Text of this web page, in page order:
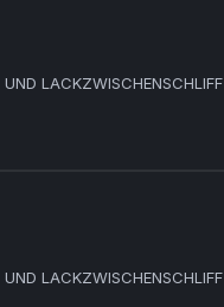
LACKZWISCHENSCHLIFF
LACKZWISCHENSCHLIFF